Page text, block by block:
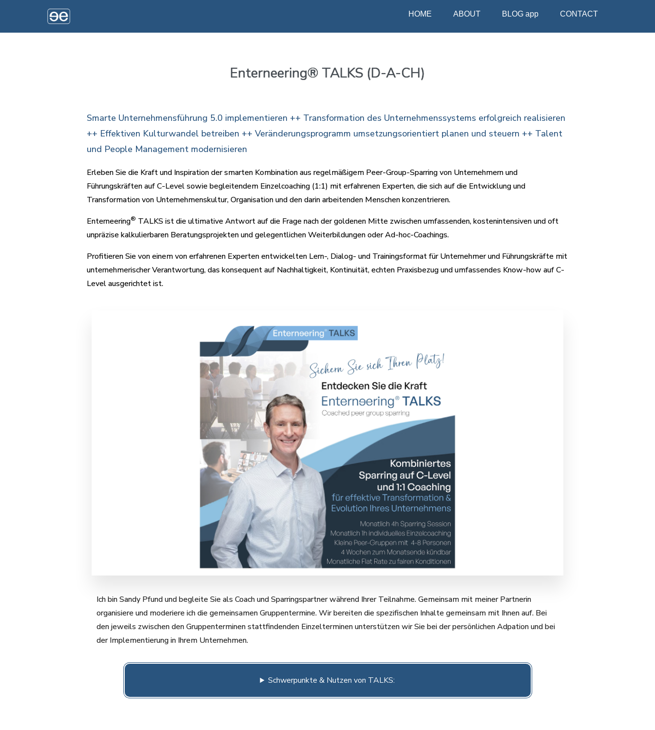
ΗOΜΕ ABOUT BLOG app CΟΝΤΑCΤ
Enterneering® TALKS (D-A-CH)
Smarte Unternehmensführung 5.0 implementieren ++ Transformation des Unternehmenssystems erfolgreich realisieren
++ Effektiven Kulturwandel betreiben ++ Veränderungsprogramm umsetzungsorientiert planen und steuern ++ Talent
und People Management modernisieren
Erleben Sie die Kraft und Inspiration der smarten Kombination aus regelmäßigem Peer-Group-Sparring von Unternehmern und
Führungskräften auf C-Level sowie begleitendem Einzelcoaching (1:1) mit erfahrenen Experten, die sich auf die Entwicklung und
Transformation von Unternehmenskultur, Organisation und den darin arbeitenden Menschen konzentrieren.
Enterneering® TALKS ist die ultimative Antwort auf die Frage nach der goldenen Mitte zwischen umfassenden, kostenintensiven und oft
unpräzise kalkulierbaren Beratungsprojekten und gelegentlichen Weiterbildungen oder Ad-hoc-Coachings.
Profitieren Sie von einem von erfahrenen Experten entwickelten Lern-, Dialog- und Trainingsformat für Unternehmer und Führungskräfte mit
unternehmerischer Verantwortung, das konsequent auf Nachhaltigkeit, Kontinuität, echten Praxisbezug und umfassendes Know-how auf C-
Level ausgerichtet ist.
Ich bin Sandy Pfund und begleite Sie als Coach und Sparringspartner während Ihrer Teilnahme. Gemeinsam mit meiner Partnerin
organisiere und moderiere ich die gemeinsamen Gruppentermine. Wir bereiten die spezifischen Inhalte gemeinsam mit Ihnen auf. Bei
den jeweils zwischen den Gruppenterminen stattfindenden Einzelterminen unterstützen wir Sie bei der persönlichen Adpation und bei
der Implementierung in Ihrem Unternehmen.
Schwerpunkte & Nutzen von TALKS: